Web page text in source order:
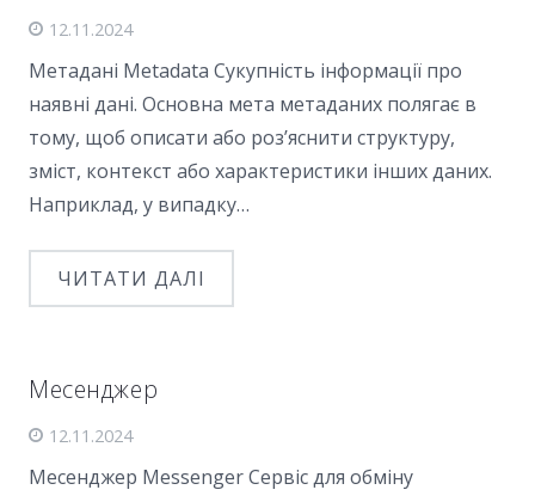
12.11.2024
Метадані Metadata Сукупність інформації про
наявні дані. Основна мета метаданих полягає в
тому, щоб описати або роз’яснити структуру,
зміст, контекст або характеристики інших даних.
Наприклад, у випадку…
ЧИТАТИ ДАЛІ
Месенджер
12.11.2024
Месенджер Messenger Сервіс для обміну